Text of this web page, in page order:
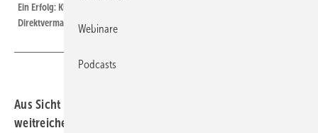
Ein Erfolg: Kleinere Dachanlagen müssen nur doch nicht in die
Direktvermarktung.
Aus Sicht der Photovoltaikbranche sind die Änderungen
weitreichend und teils gut: Der Wegfall der
Webinare
Podcasts